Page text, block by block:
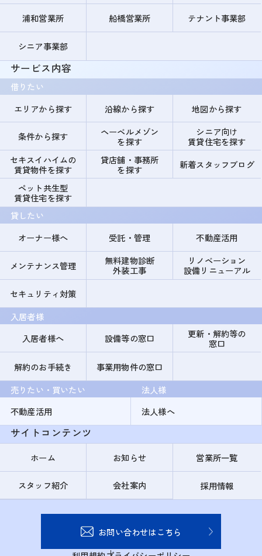
浦和営業所 船橋営業所 テナント事業部
シニア事業部
サービス内容
借りたい
エリアから探す
沿線から探す 地図から探す
条件から探す
ヘーベルメゾン
を探す
シニア向け
賃貸住宅を探す
セキスイハイムの
賃貸物件を探す
貸店舗・事務所
を探す
新着スタッフブログ
ペット共生型
賃貸住宅を探す
貸したい
オーナー様へ
受託・管理 不動産活用
メンテナンス管理
無料建物診断
外装工事
リノベーション
設備リニューアル
セキュリティ対策
入居者様
入居者様へ
設備等の窓口
更新・解約等の
窓口
解約のお手続き
事業用物件の窓口
売りたい・買いたい
不動産活用
法人様
法人様へ
サイトコンテンツ
ホーム お知らせ 営業所一覧
スタッフ紹介 会社案内 採用情報
お問い合わせはこちら